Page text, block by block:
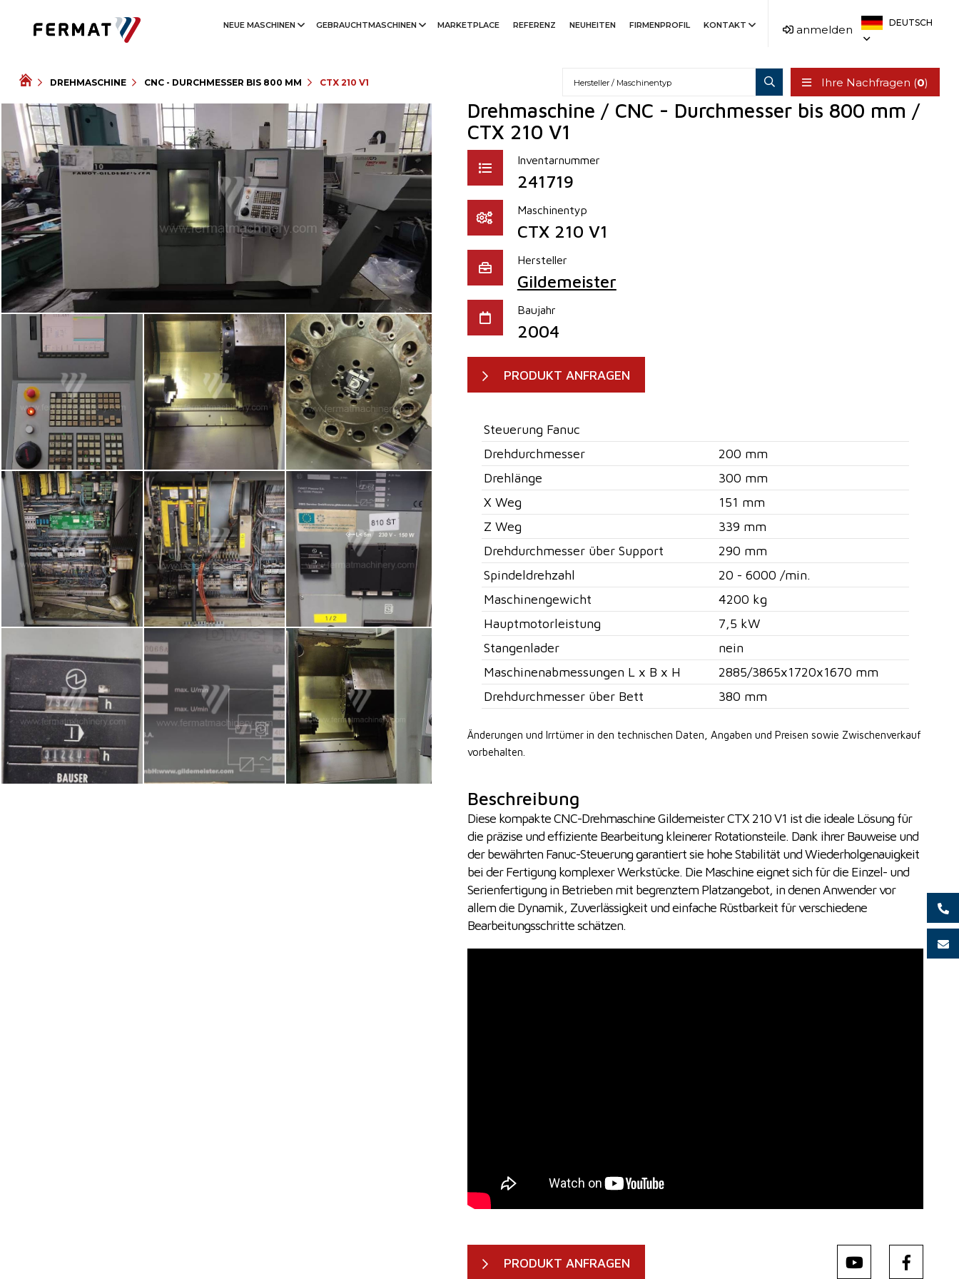
NEUE MASCHINEN GEBRAUCHTMASCHINEN MARKETPLACE REFERENZ NEUHEITEN FIRMENPROFIL KONTAKT anmelden
DEUTSCH
DREHMASCHINE CNC - DURCHMESSER BIS 800 MM CTX 210 V1 Ihre Nachfragen (0)
Drehmaschine / CNC - Durchmesser bis 800 mm /
CTX 210 V1
Inventarnummer
241719
Maschinentyp
CTX 210 V1
Hersteller
Gildemeister
Baujahr
2004
PRODUKT ANFRAGEN
Steuerung Fanuc
Drehdurchmesser
200 mm
Drehlänge
300 mm
X Weg
151 mm
Z Weg
339 mm
Drehdurchmesser über Support
290 mm
Spindeldrehzahl
20 - 6000 /min.
Maschinengewicht
4200 kg
Hauptmotorleistung
7,5 kW
Stangenlader
nein
Maschinenabmessungen L x B x H
2885/3865x1720x1670 mm
Drehdurchmesser über Bett
380 mm
Änderungen und Irrtümer in den technischen Daten, Angaben und Preisen sowie Zwischenverkauf
vorbehalten.
Beschreibung
Diese kompakte CNC-Drehmaschine Gildemeister CTX 210 V1 ist die ideale Lösung für
die präzise und effiziente Bearbeitung kleinerer Rotationsteile. Dank ihrer Bauweise und
der bewährten Fanuc-Steuerung garantiert sie hohe Stabilität und Wiederholgenauigkeit
bei der Fertigung komplexer Werkstücke. Die Maschine eignet sich für die Einzel- und
Serienfertigung in Betrieben mit begrenztem Platzangebot, in denen Anwender vor
allem die Dynamik, Zuverlässigkeit und einfache Rüstbarkeit für verschiedene
Bearbeitungsschritte schätzen.
PRODUKT ANFRAGEN